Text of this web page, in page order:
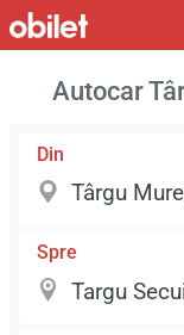
Autocar
Din
Spre